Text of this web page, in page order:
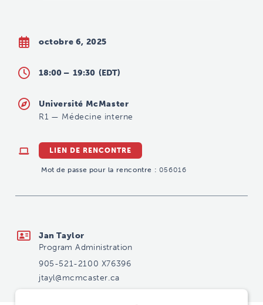
octobre 6, 2025
18:00 – 19:30 (EDT)
Université McMaster
R1 — Médecine interne
LIEN DE RENCONTRE
Mot de passe pour la rencontre : 056016
Jan Taylor
Program Administration
905-521-2100 X76396
jtayl@mcmcaster.ca